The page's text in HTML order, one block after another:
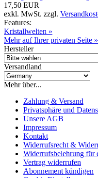
17,50 EUR
exkl. MwSt. zzgl.
Features:
Kristallwelten »
Mehr auf Ihrer privaten Seite »
Hersteller
Versandland
Mehr über...
Zahlung & Versand
Privatsphäre und
Unsere AGB
Impressum
Kontakt
Widerrufsrecht &
Widerrufsbelehrung für
Vertrag widerrufen
Abonnement kündigen